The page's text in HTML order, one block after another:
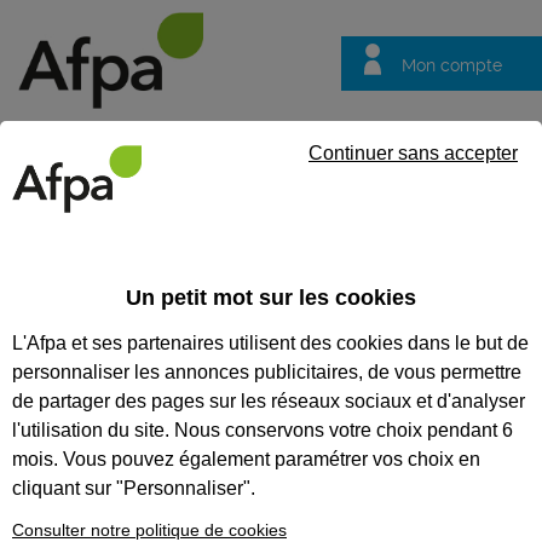
Mon compte
questions
Décryptage
Aides à
l'apprentissage en
2026 : ce que votre
entreprise doit
savoir
Un petit mot sur les cookies
L'Afpa et ses partenaires utilisent des cookies dans le but de
personnaliser les annonces publicitaires, de vous permettre
de partager des pages sur les réseaux sociaux et d'analyser
l'utilisation du site. Nous conservons votre choix pendant 6
mois. Vous pouvez également paramétrer vos choix en
cliquant sur "Personnaliser".
Consulter notre politique de cookies
Continuer sans accepter